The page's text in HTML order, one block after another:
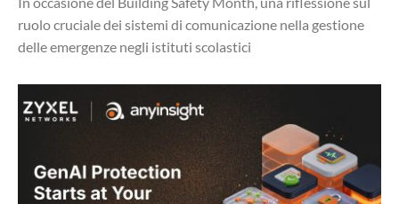
ruolo cruciale dei sistemi di comunicazione nella gestione
delle emergenze negli istituti scolastici